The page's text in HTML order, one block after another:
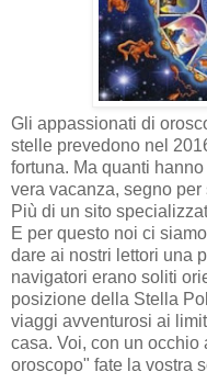
Gli appassionati di
stelle prevedono nel
fortuna. Ma quanti
vera vacanza, segno
Più di un sito
E per questo noi ci
dare ai nostri lettori una
navigatori erano soliti
posizione della Stella
viaggi avventurosi ai
casa. Voi, con un occhio
oroscopo" fate la vostra